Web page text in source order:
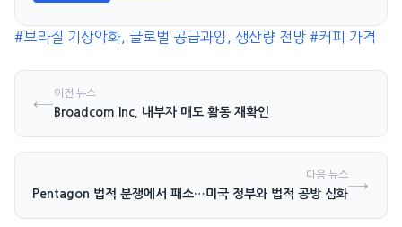
#브라질 기상악화, 글로벌 공급과잉, 생산량 전망 #커피 가격
←이전 뉴스
Broadcom Inc. 내부자 매도 활동 재확인
다음 뉴스
Pentagon 법적 분쟁에서 패소…미국 정부와 법적 공방 심화→